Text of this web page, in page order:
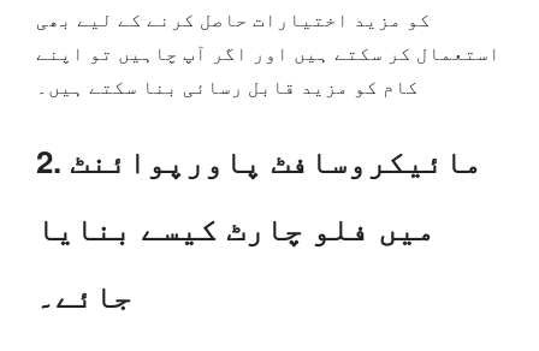
کو مزید اختیارات حاصل کرنے کے لیے بھی
استعمال کر سکتے ہیں اور اگر آپ چاہیں تو اپنے
کام کو مزید قابل رسائی بنا سکتے ہیں۔
2. مائیکروسافٹ پاورپوائنٹ
میں فلو چارٹ کیسے بنایا
جائے۔